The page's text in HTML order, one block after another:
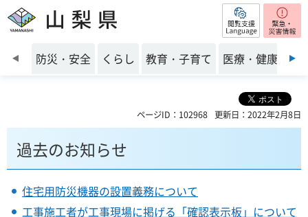
山梨県 閲覧支援
前のスライドを表示
防災・安全 くらし 教育・子育て 医療・健康・福
ページID：102968 更新日：2022年2月8日
過去のお知らせ
住宅用防災機器の設置義務について
工事施工者が工事現場に掲げる「確認表示板」について